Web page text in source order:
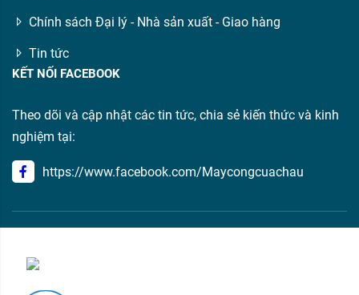
Chính sách Đại lý - Nhà sản xuất - Giao hàng
Tin tức
KẾT NỐI FACEBOOK
Theo dõi và cập nhật các tin tức, chia sẻ kiến thức và kinh
nghiệm tại:
https://www.facebook.com/Maycongcuachau